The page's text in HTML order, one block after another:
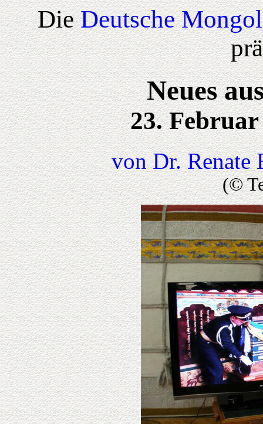
DieDeutsche
Neues
23.
von Dr. Renate
(©